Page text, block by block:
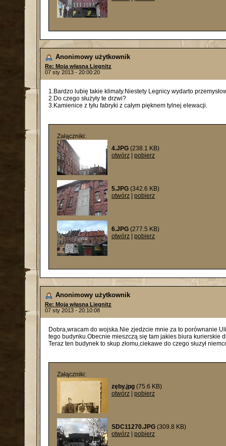
Anonimowy użytkownik
Re: Moja własna Liegnitz
07 sty 2013 - 20:00:20
1.Bardzo lubię takie klimaty.Niestety Legnicy wydarto
2.Do czego służyły te drzwi?
3.Kamienice z tyłu fabryki z całym pięknem tylnej elewacji.
Załączniki:
4.JPG (238.1 KB)
otwórz
pobierz
5.JPG (342.6 KB)
otwórz
pobierz
6.JPG (277.5 KB)
otwórz
pobierz
Anonimowy użytkownik
Re: Moja własna Liegnitz
07 sty 2013 - 20:10:08
Dobra,wracam do wojska.Nie zjedzcie mnie za to
tego budynku.Obecnie mieszczą się tam jakies biura kurierskie
Teraz ten budynek to skup złomu,ciekawe do czego słuzył
Załączniki:
zęby.jpg (75.6 KB)
otwórz
pobierz
SDC11270.JPG (309.8 KB)
otwórz
pobierz